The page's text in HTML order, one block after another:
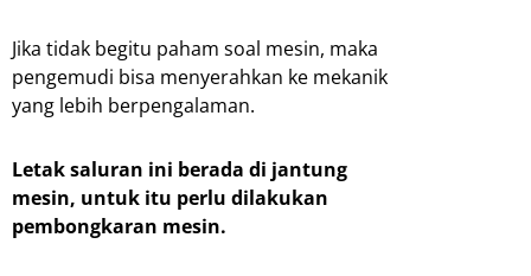
Jika tidak begitu paham soal mesin, maka
pengemudi bisa menyerahkan ke mekanik
yang lebih berpengalaman.
Letak saluran ini berada di jantung
mesin, untuk itu perlu dilakukan
pembongkaran mesin.